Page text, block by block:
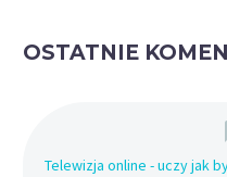
OSTATNIE
Telewizja online - uczy jak